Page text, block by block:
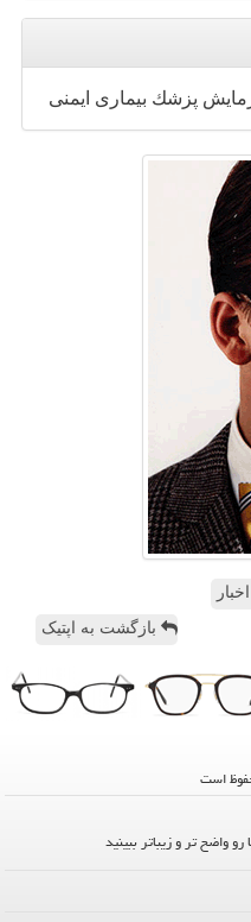
پزشك بیماری ایمنی
بازگشت به اپتیک
واضح تر و زیباتر ببینید